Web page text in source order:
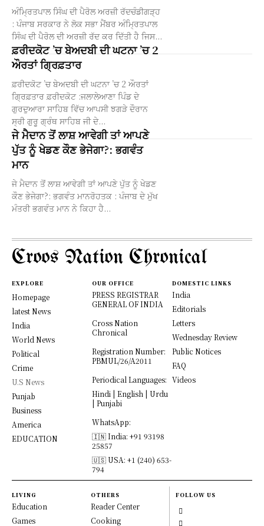
ਅੰਮ੍ਰਿਤਪਾਲ ਸਿੰਘ ਦੀ ਪੈਰੋਲ ਅਰਜ਼ੀ ਰੱਦਚੰਡੀਗੜ੍ਹ
: ਪੰਜਾਬ ਸਰਕਾਰ ਨੇ ਲੋਕ ਸਭਾ ਮੈਂਬਰ ਅੰਮ੍ਰਿਤਪਾਲ
ਸਿੰਘ ਦੀ ਪੈਰੋਲ ਦੀ ਅਰਜ਼ੀ ਰੱਦ ਕਰ ਦਿੱਤੀ ਹੈ ਜਿਸ...
ਫ਼ਰੀਦਕੋਟ ’ਚ ਬੇਅਦਬੀ ਦੀ ਘਟਨਾ ’ਚ 2
ਔਰਤਾਂ ਗ੍ਰਿਫ਼ਤਾਰ
ਫ਼ਰੀਦਕੋਟ ’ਚ ਬੇਅਦਬੀ ਦੀ ਘਟਨਾ ’ਚ 2 ਔਰਤਾਂ
ਗ੍ਰਿਫ਼ਤਾਰ ਫ਼ਰੀਦਕੋਟ :ਜਲਾਲੇਆਣਾ ਪਿੰਡ ਦੇ
ਗੁਰਦੁਆਰਾ ਸਾਹਿਬ ਵਿੱਚ ਆਪਸੀ ਝਗੜੇ ਦੌਰਾਨ
ਸ੍ਰੀ ਗੁਰੂ ਗ੍ਰੰਥ ਸਾਹਿਬ ਜੀ ਦੇ...
ਜੇ ਮੈਦਾਨ ਤੋਂ ਲਾਸ਼ ਆਵੇਗੀ ਤਾਂ ਆਪਣੇ
ਪੁੱਤ ਨੂੰ ਖੇਡਣ ਕੌਣ ਭੇਜੇਗਾ?: ਭਗਵੰਤ
ਮਾਨ
ਜੇ ਮੈਦਾਨ ਤੋਂ ਲਾਸ਼ ਆਵੇਗੀ ਤਾਂ ਆਪਣੇ ਪੁੱਤ ਨੂੰ ਖੇਡਣ
ਕੌਣ ਭੇਜੇਗਾ?: ਭਗਵੰਤ ਮਾਨਰੋਹਤਕ : ਪੰਜਾਬ ਦੇ ਮੁੱਖ
ਮੰਤਰੀ ਭਗਵੰਤ ਮਾਨ ਨੇ ਕਿਹਾ ਹੈ...
Croos Nation Chronical
EXPLORE
Homepage
latest News
India
World News
Political
Crime
U.S News
Punjab
Business
America
EDUCATION
OUR OFFICE
PRESS REGISTRAR
GENERAL OF INDIA
Cross Nation
Chronical
Registration Number:
PBMUL/26/A2011
Periodical Languages:
Hindi | English | Urdu
| Punjabi
WhatsApp:
🇮🇳 India: +91 93198
25857
🇺🇸 USA: +1 (240) 653-
794
DOMESTIC LINKS
India
Editorials
Letters
Wednesday Review
Public Notices
FAQ
Videos
LIVING
Education
Games
OTHERS
Reader Center
Cooking
FOLLOW US